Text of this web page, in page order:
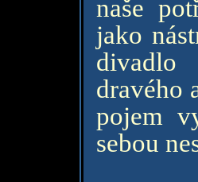
naše
jako
divadlo
dravého
pojem
sebou